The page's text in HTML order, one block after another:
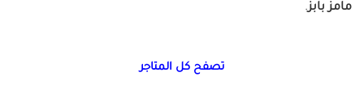
مامز بابز.
تصفح كل المتاجر